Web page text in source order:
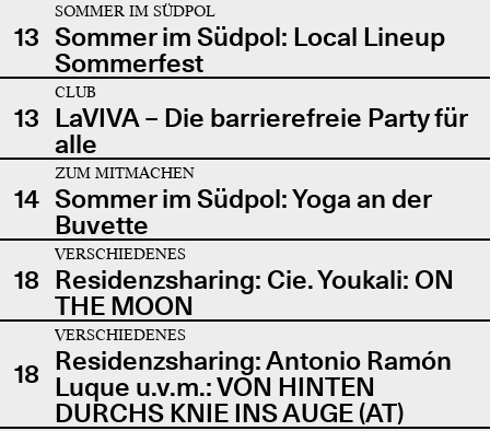
13
SOMMER IM SÜDPOL
Sommer im Südpol: Local Lineup
Sommerfest
13
CLUB
LaVIVA – Die barrierefreie Party für
alle
14
ZUM MITMACHEN
Sommer im Südpol: Yoga an der
Buvette
18
VERSCHIEDENES
Residenzsharing: Cie. Youkali: ON
THE MOON
18
VERSCHIEDENES
Residenzsharing: Antonio Ramón
Luque u.v.m.: VON HINTEN
DURCHS KNIE INS AUGE (AT)